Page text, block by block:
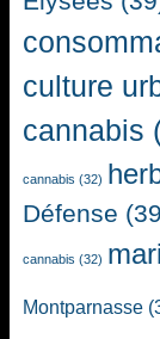
culture
cannabis
cannabis (32)
Défense
cannabis (32)
Montparnasse